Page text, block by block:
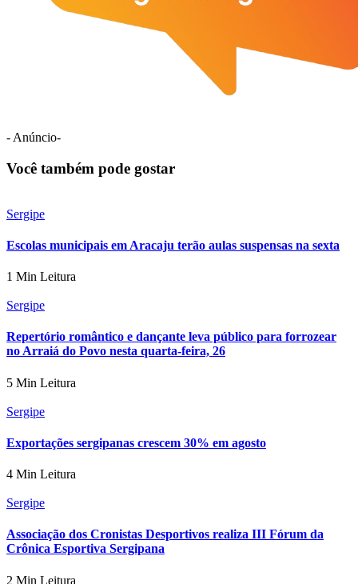
- Anúncio-
Você também pode gostar
Sergipe
Escolas municipais em Aracaju terão aulas suspensas na sexta
1 Min Leitura
Sergipe
Repertório romântico e dançante leva público para forrozear
no Arraiá do Povo nesta quarta-feira, 26
5 Min Leitura
Sergipe
Exportações sergipanas crescem 30% em agosto
4 Min Leitura
Sergipe
Associação dos Cronistas Desportivos realiza III Fórum da
Crônica Esportiva Sergipana
2 Min Leitura